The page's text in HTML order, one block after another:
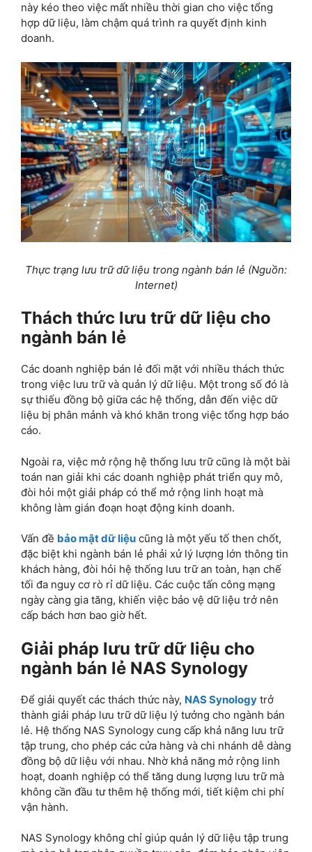
này kéo theo việc mất nhiều thời gian cho việc tổng
hợp dữ liệu, làm chậm quá trình ra quyết định kinh
doanh.
Thực trạng lưu trữ dữ liệu trong ngành bán lẻ (Nguồn:
Internet)
Thách thức lưu trữ dữ liệu cho
ngành bán lẻ
Các doanh nghiệp bán lẻ đối mặt với nhiều thách thức
trong việc lưu trữ và quản lý dữ liệu. Một trong số đó là
sự thiếu đồng bộ giữa các hệ thống, dẫn đến việc dữ
liệu bị phân mảnh và khó khăn trong việc tổng hợp báo
cáo.
Ngoài ra, việc mở rộng hệ thống lưu trữ cũng là một bài
toán nan giải khi các doanh nghiệp phát triển quy mô,
đòi hỏi một giải pháp có thể mở rộng linh hoạt mà
không làm gián đoạn hoạt động kinh doanh.
Vấn đề bảo mật dữ liệu cũng là một yếu tố then chốt,
đặc biệt khi ngành bán lẻ phải xử lý lượng lớn thông tin
khách hàng, đòi hỏi hệ thống lưu trữ an toàn, hạn chế
tối đa nguy cơ rò rỉ dữ liệu. Các cuộc tấn công mạng
ngày càng gia tăng, khiến việc bảo vệ dữ liệu trở nên
cấp bách hơn bao giờ hết.
Giải pháp lưu trữ dữ liệu cho
ngành bán lẻ NAS Synology
Để giải quyết các thách thức này, NAS Synology trở
thành giải pháp lưu trữ dữ liệu lý tưởng cho ngành bán
lẻ. Hệ thống NAS Synology cung cấp khả năng lưu trữ
tập trung, cho phép các cửa hàng và chi nhánh dễ dàng
đồng bộ dữ liệu với nhau. Nhờ khả năng mở rộng linh
hoạt, doanh nghiệp có thể tăng dung lượng lưu trữ mà
không cần đầu tư thêm hệ thống mới, tiết kiệm chi phí
vận hành.
NAS Synology không chỉ giúp quản lý dữ liệu tập trung